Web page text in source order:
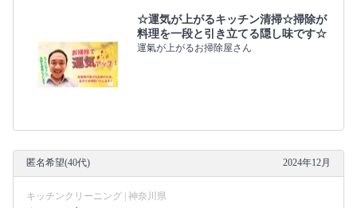
☆運気が上がるキッチン清掃☆掃除が
料理を一段と引き立てる隠し味です☆
運氣が上がるお掃除屋さん
匿名希望(40代) 2024年12月
キッチンクリーニング | 神奈川県